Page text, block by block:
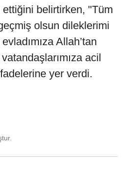
ettiğini belirtirken, "Tüm
olsun dileklerimi
Allah’tan
acil
yer verdi.